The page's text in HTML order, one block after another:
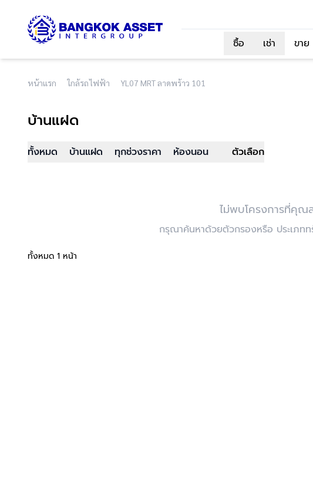
ซื้อ
เช่า ขาย
หน้าแรก ใกล้รถไฟฟ้า YL07 MRT ลาดพร้าว 101
บ้านแฝด
ทั้งหมด บ้านแฝด ทุกช่วงราคา ห้องนอน ตัวเลือก
ไม่พบโครงการที่คุณ
กรุณาค้นหาด้วยตัวกรองหรือ ประเภ
ทั้งหมด 1 หน้า